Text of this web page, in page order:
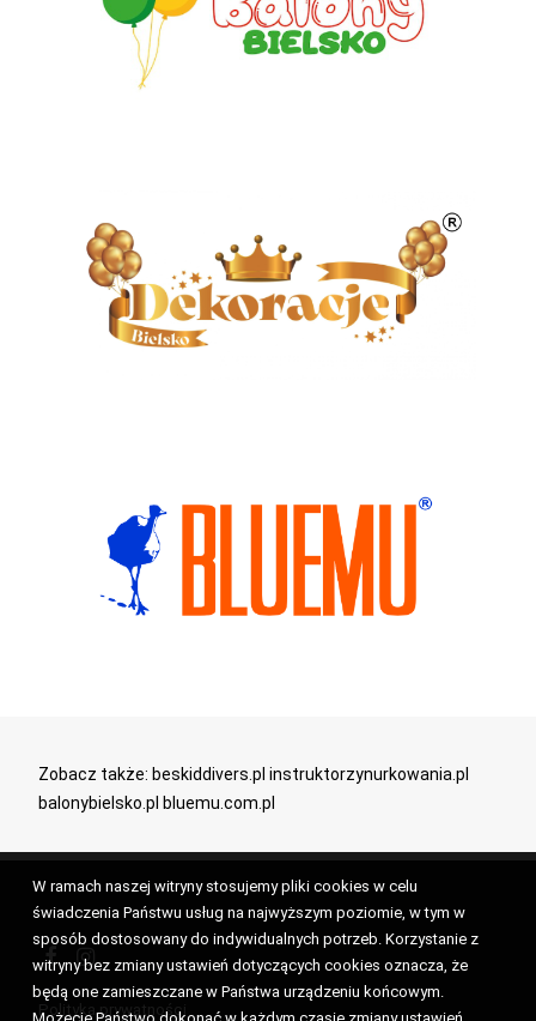
Zobacz także: beskiddivers.pl instruktorzynurkowania.pl
balonybielsko.pl bluemu.com.pl
Polityka prywatności
W ramach naszej witryny stosujemy pliki cookies w celu
świadczenia Państwu usług na najwyższym poziomie, w tym w
sposób dostosowany do indywidualnych potrzeb. Korzystanie z
witryny bez zmiany ustawień dotyczących cookies oznacza, że
będą one zamieszczane w Państwa urządzeniu końcowym.